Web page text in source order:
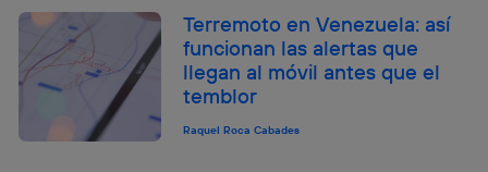
Terremoto en Venezuela: así
funcionan las alertas que
llegan al móvil antes que el
temblor
Raquel Roca Cabades